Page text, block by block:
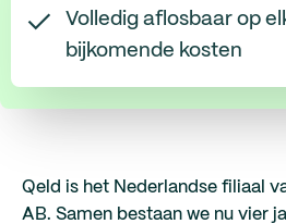
Volledig aflosbaar op
bijkomende kosten
Qeld is het Nederlandse filiaal
AB. Samen bestaan we nu vier